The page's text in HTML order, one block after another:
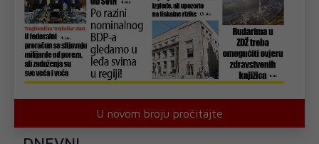
U novom broju pročitajte